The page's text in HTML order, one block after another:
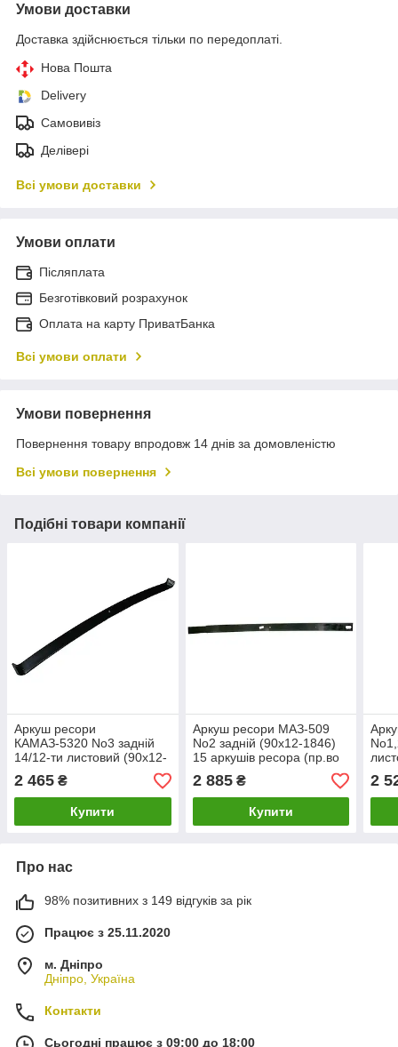
Умови доставки
Доставка здійснюється тільки по передоплаті.
Нова Пошта
Delivery
Самовивіз
Делівері
Всі умови доставки
Умови оплати
Післяплата
Безготівковий розрахунок
Оплата на карту ПриватБанка
Всі умови оплати
Умови повернення
Повернення товару впродовж 14 днів за домовленістю
Всі умови повернення
Подібні товари компанії
Аркуш ресори
КАМАЗ-5320 No3 задній
14/12-ти листовий (90х12-
1440) (пр.во ЯРЗ)
2 465 ₴
Купити
Аркуш ресори МАЗ-509
No2 задній (90х12-1846)
15 аркушів ресора (пр.во
ЯРЗ)
2 885₴
Купити
(пр-
2
Про нас
98% позитивних з 149 відгуків за рік
Працює з 25.11.2020
м. Дніпро
Дніпро, Україна
Контакти
Сьогодні працює з 09:00 до 18:00